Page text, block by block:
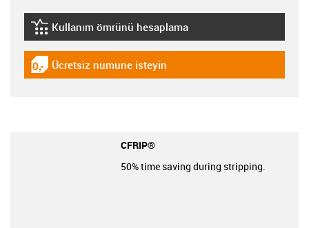
igus-icon-lebensdauerrechner
Kullanım ömrünü hesaplama
igus-icon-gratismuster
Ücretsiz numune isteyin
CFRIP®
50% time saving during stripping.